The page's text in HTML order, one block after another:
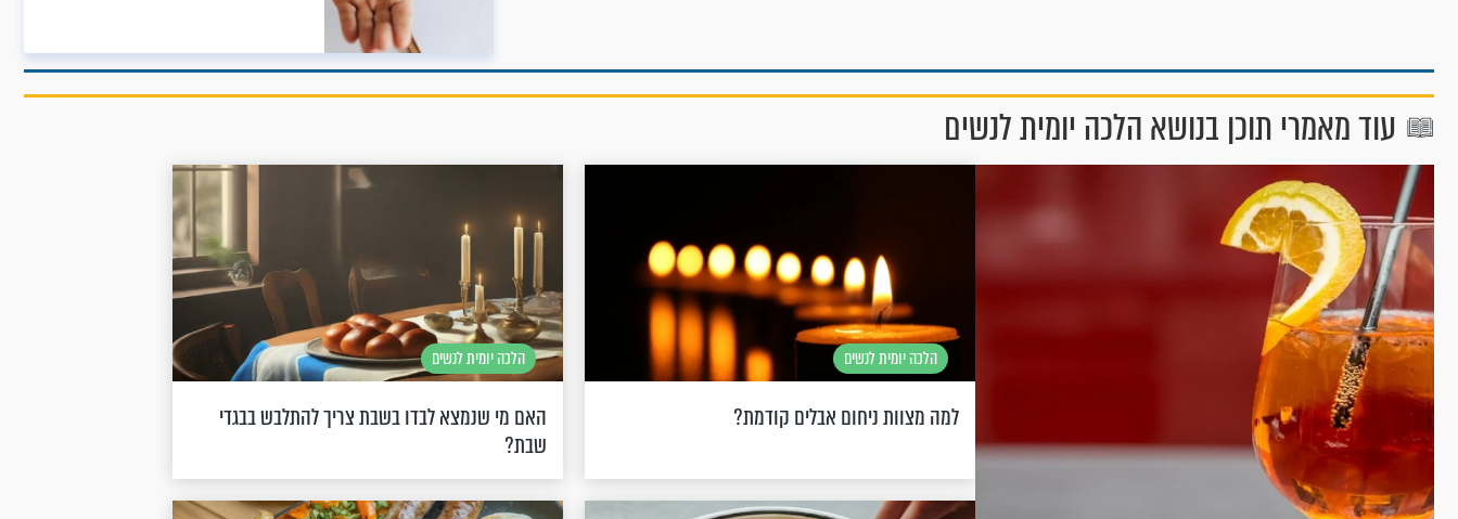
עוד מאמרי תוכן בנושא הלכה יומית לנשים
הלכה יומית לנשים
למה מצוות ניחום אבלים קודמת?
הלכה יומית לנשים
האם מי שנמצא לבדו בשבת צריך להתלבש בבגדי
שבת?